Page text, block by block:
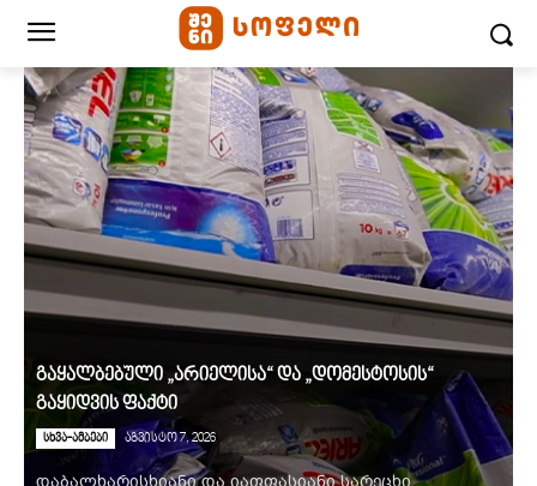
გაყალბებული „არიელისა“ და „დომესტოსის“
გაყიდვის ფაქტი
სხვა-ამბები აგვისტო 7, 2026